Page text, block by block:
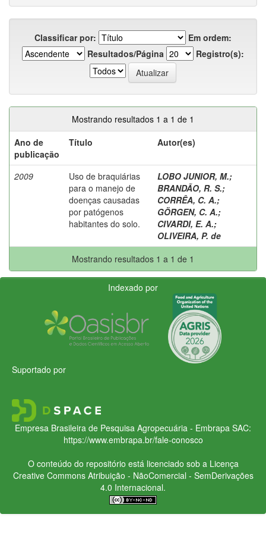
Classificar por:
Em ordem:
Resultados/Página
Registro(s):
Mostrando resultados 1 a 1 de 1
Ano de
publicação
Título Autor(es)
2009
Uso de braquiárias
para o manejo de
doenças causadas
por patógenos
habitantes do solo.
LOBO JUNIOR, M.;
BRANDÃO, R. S.;
CORRÊA, C. A.;
GÖRGEN, C. A.;
CIVARDI, E. A.;
OLIVEIRA, P. de
Mostrando resultados 1 a 1 de 1
Indexado por
Suportado por
Empresa Brasileira de Pesquisa Agropecuária - Embrapa SAC:
https://www.embrapa.br/fale-conosco
O conteúdo do repositório está licenciado sob a Licença
Creative CommonsAtribuição - NãoComercial - SemDerivações
4.0 Internacional.